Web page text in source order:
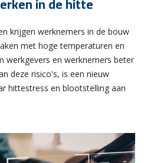
krijgen werknemers in de bouw
met hoge temperaturen en
werkgevers en werknemers beter
deze risico's, is een nieuw
hittestress en blootstelling aan